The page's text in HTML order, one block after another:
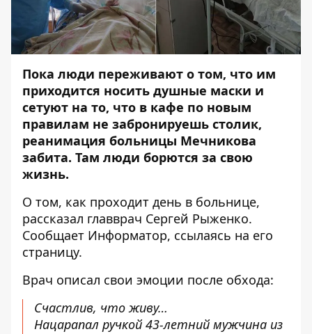
Пока люди переживают о том, что им
приходится носить душные маски и
сетуют на то, что в кафе по новым
правилам не забронируешь столик,
реанимация больницы Мечникова
забита. Там люди борются за свою
жизнь.
О том, как проходит день в больнице,
рассказал главврач Сергей Рыженко.
Сообщает Информатор, ссылаясь на его
страницу.
Врач описал свои эмоции после обхода:
Счастлив, что живу…
Нацарапал ручкой 43-летний мужчина из